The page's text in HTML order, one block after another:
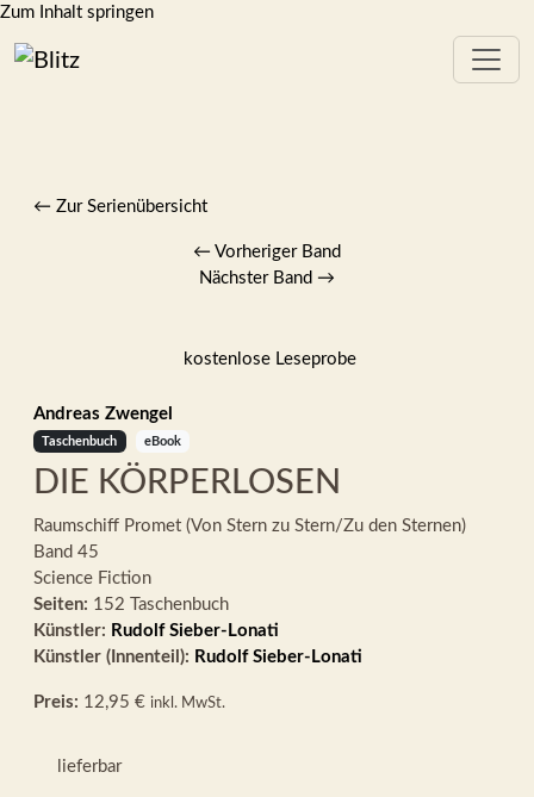
Zum Inhalt springen
← Zur Serienübersicht
← Vorheriger Band
Nächster Band →
kostenlose Leseprobe
Andreas Zwengel
Taschenbuch eBook
DIE KÖRPERLOSEN
Raumschiff Promet (Von Stern zu Stern/Zu den Sternen)
Band 45
Science Fiction
Seiten: 152 Taschenbuch
Künstler: Rudolf Sieber-Lonati
Künstler (Innenteil): Rudolf Sieber-Lonati
Preis: 12,95 € inkl. MwSt.
lieferbar